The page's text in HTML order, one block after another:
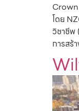
Crown
โดย
วิชาชีพ
การสร้